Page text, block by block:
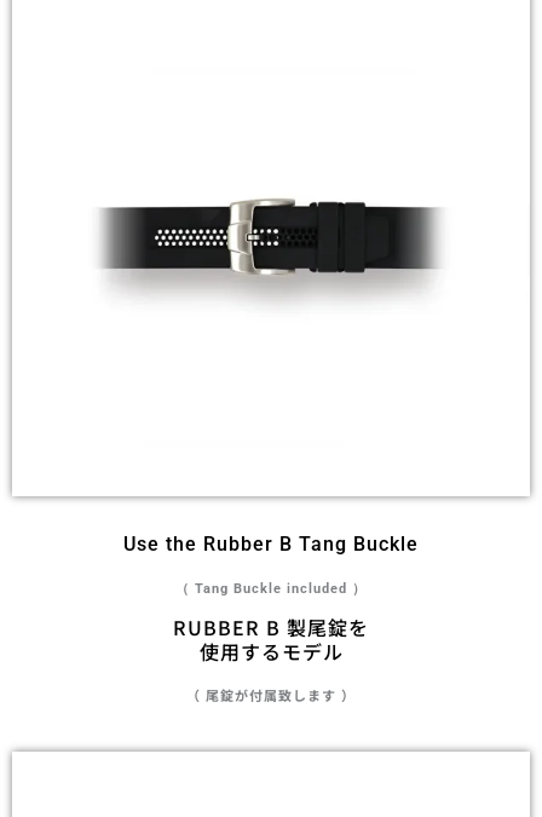
Use the Rubber B Tang Buckle
（ Tang Buckle included ）
RUBBER B 製尾錠を
使用するモデル
（ 尾錠が付属致します ）